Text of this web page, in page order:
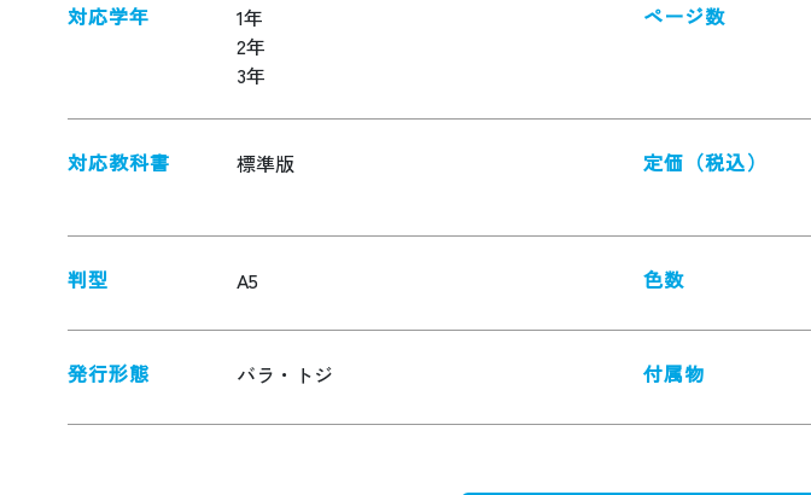
対応学年
1年
2年
3年
ページ数
対応教科書 標準版 定価（税込）
判型 A5 色数
発行形態 バラ・トジ 付属物